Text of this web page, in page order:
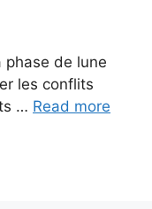
phase de lune
les conflits
… Read more